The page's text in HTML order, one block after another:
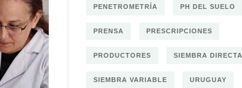
PENETROMETRÍA PH DEL SUELO
PRENSA PRESCRIPCIONES
PRODUCTORES SIEMBRA DIRECTA
SIEMBRA VARIABLE URUGUAY